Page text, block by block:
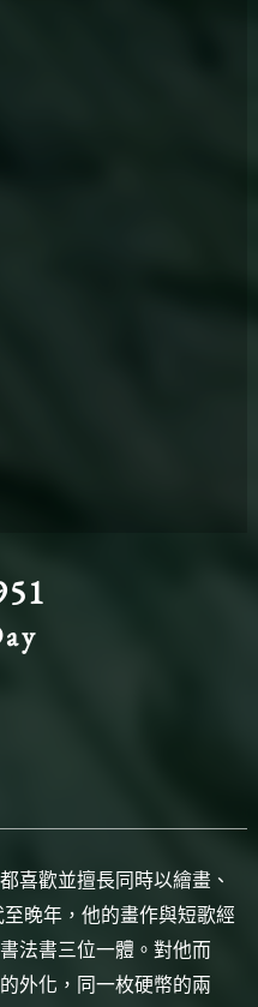
喜歡並擅長同時以繪畫、
晚年，他的畫作與短歌經
法書三位一體。對他而
外化，同一枚硬幣的兩